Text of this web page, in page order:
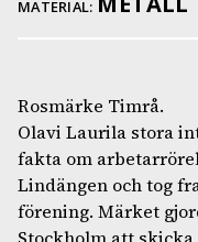
MATERIAL:
Rosmärke Timrå.
Olavi Laurila stora
fakta om
Lindängen och tog
förening. Märket